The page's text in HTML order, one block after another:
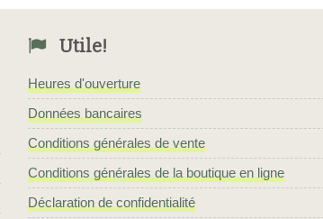
Utile!
Heures d'ouverture
Données bancaires
Conditions générales de vente
Conditions générales de la boutique en ligne
Déclaration de confidentialité